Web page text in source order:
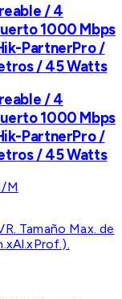
/ 4
1000 Mbps
PartnerPro /
/ 45 Watts
/ 4
1000 Mbps
PartnerPro /
/ 45 Watts
M